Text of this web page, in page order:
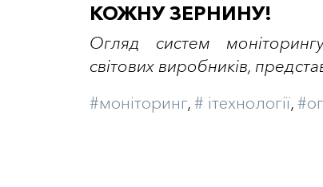
КОЖНУ ЗЕРНИНУ!
Огляд систем
світових виробників,
#моніторинг, # iтехнології,